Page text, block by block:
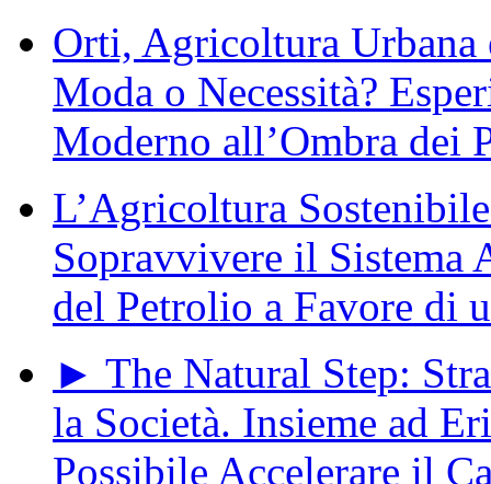
Orti, Agricoltura Urbana
Moda o Necessità?
Moderno all’Ombra dei
L’Agricoltura
Sopravvivere il Sistema
del Petrolio a Favore di
► The Natural Step:
la Società. Insieme ad
Possibile Accelerare il